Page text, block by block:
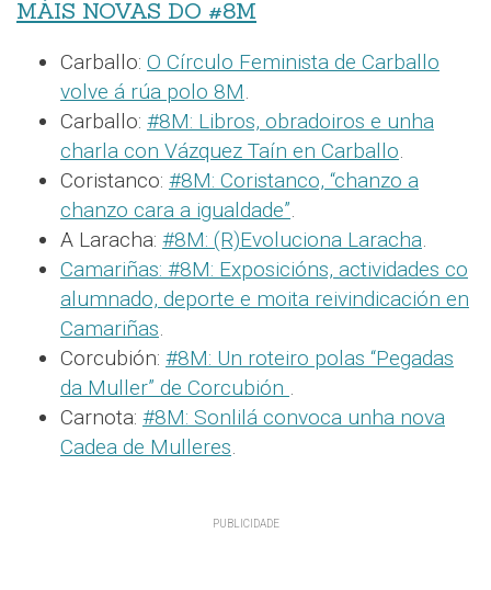
MÁIS NOVAS DO #8M
Carballo: O Círculo Feminista de Carballo
volve á rúa polo 8M.
Carballo: #8M: Libros, obradoiros e unha
charla con Vázquez Taín en Carballo.
Coristanco: #8M: Coristanco, “chanzo a
chanzo cara a igualdade”.
A Laracha: #8M: (R)Evoluciona Laracha.
Camariñas: #8M: Exposicións, actividades co
alumnado, deporte e moita reivindicación en
Camariñas.
Corcubión: #8M: Un roteiro polas “Pegadas
da Muller” de Corcubión .
Carnota: #8M: Sonlilá convoca unha nova
Cadea de Mulleres.